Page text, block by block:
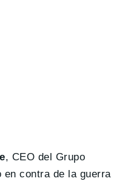
, CEO del Grupo
en contra de la guerra